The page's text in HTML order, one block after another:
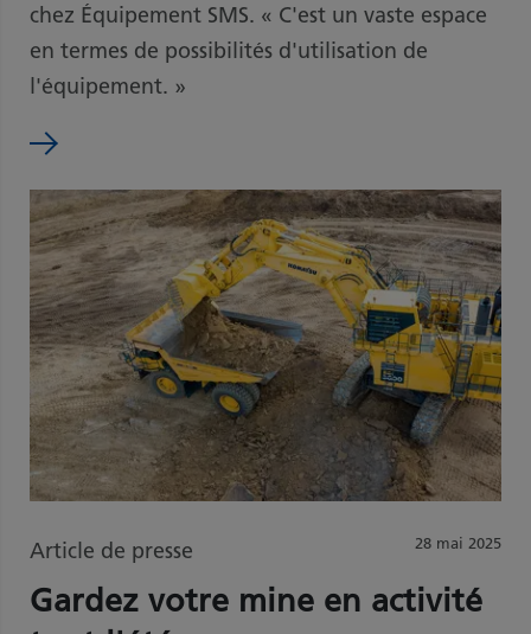
chez Équipement SMS. « C'est un vaste espace
en termes de possibilités d'utilisation de
l'équipement. »
28 mai 2025
Article de presse
Gardez votre mine en activité